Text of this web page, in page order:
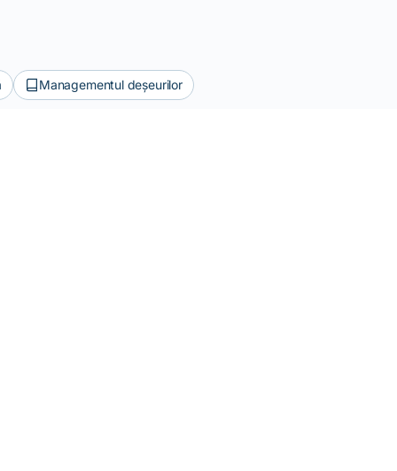
Managementul deșeurilor